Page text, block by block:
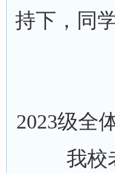
持下，同
2023级全
我校